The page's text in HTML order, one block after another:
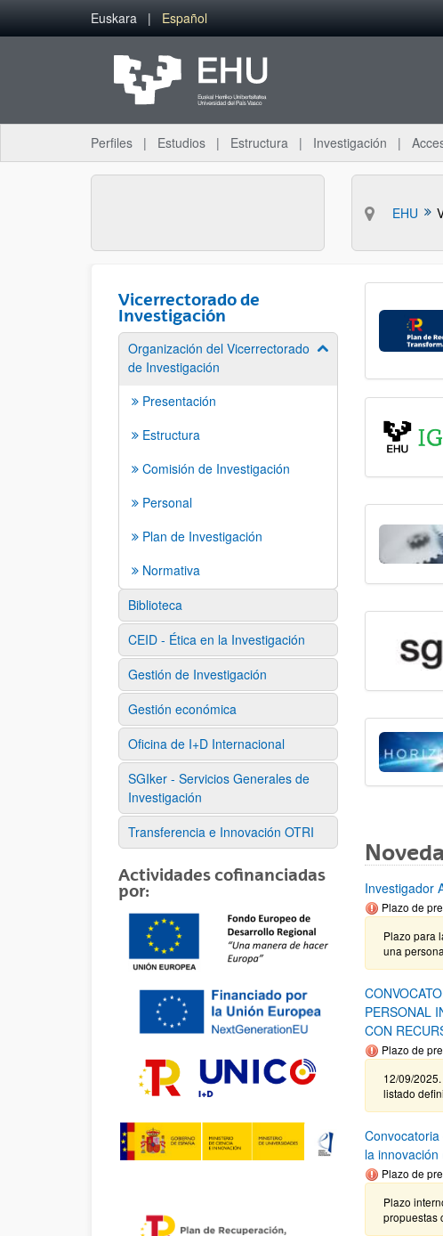
Saltar al contenido principal
Euskara Español
Perfiles Estudios Estructura Investigación
EHU
Vicerrectorado de
Investigación
Organización del Vicerrectorado
de Investigación
Mostrar/ocultar
Presentación
Estructura
Comisión de Investigación
Personal
Plan de Investigación
Normativa
Biblioteca
CEID - Ética en la Investigación
Gestión de Investigación
Gestión económica
Oficina de I+D Internacional
SGIker - Servicios Generales de
Investigación
Transferencia e Innovación OTRI
Actividades cofinanciadas
por:
Investigador
Plazo de
Plazo para
una
PERSONAL
CON
Plazo de
12/09/
listado
la
Plazo de
Plazo
propuestas